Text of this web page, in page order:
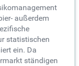
außerdem
statistischen
ein. Da
ständigen